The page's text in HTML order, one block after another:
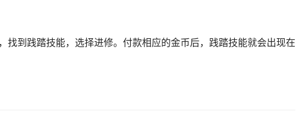
找到践踏技能，选择进修。付款相应的金币后，践踏技能就会出现在